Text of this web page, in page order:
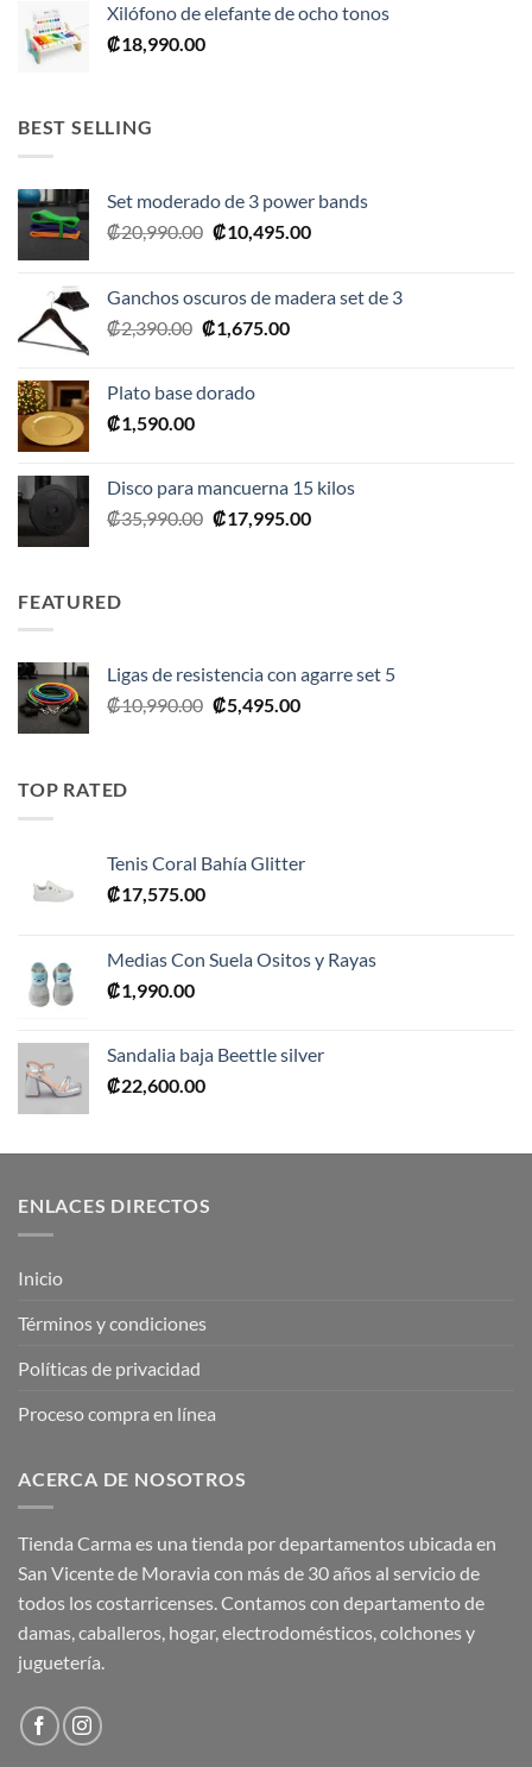
era:
es:
Xilófono de elefante de ocho tonos
₡18,990.00
BEST SELLING
Set moderado de 3 power bands
₡20,990.00 El
era:
₡20,990.00.
₡10,495.00El
es:
Ganchos oscuros de madera set de 3
₡2,390.00 El
era:
₡1,675.00El
Plato base dorado
₡1,590.00
Disco para mancuerna 15 kilos
₡35,990.00 El
₡17,995.00El
FEATURED
Ligas de resistencia con agarre set 5
₡10,990.00 El
₡5,495.00El
TOP RATED
Tenis Coral Bahía Glitter
₡17,575.00
Medias Con Suela Ositos y Rayas
₡1,990.00
Sandalia baja Beettle silver
₡22,600.00
ENLACES DIRECTOS
Inicio
Términos y condiciones
Políticas de privacidad
Proceso compra en línea
ACERCA DE NOSOTROS
Tienda Carma es una tienda por departamentos ubicada en
San Vicente de Moravia con más de 30 años al servicio de
todos los costarricenses. Contamos con departamento de
damas, caballeros, hogar, electrodomésticos, colchones y
juguetería.